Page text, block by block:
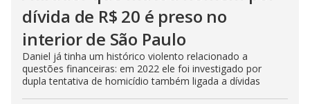
dívida de R$ 20 é preso no
interior de São Paulo
Daniel já tinha um histórico violento relacionado a
questões financeiras: em 2022 ele foi investigado por
dupla tentativa de homicídio também ligada a dívidas